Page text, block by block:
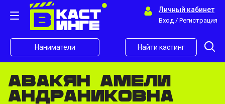
Личный кабинет
Вход / Регистрация
Наниматели Найти кастинг
Авакян Амели
Андраниковна